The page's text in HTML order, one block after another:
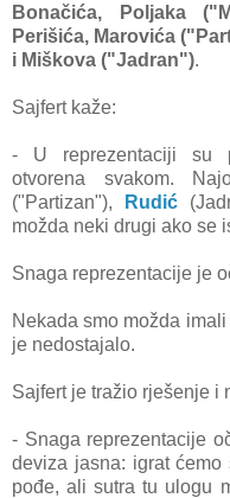
Bonačića, Poljaka
Perišića, Marovića
i Miškova ("Jadran").
Sajfert kaže:
- U reprezentaciji su
otvorena svakom.
("Partizan"),
Rudić
možda neki drugi ako se
Snaga reprezentacije je
Nekada smo možda
je nedostajalo.
Sajfert je tražio rješenje i
- Snaga reprezentacije
deviza jasna: igrat
pođe, ali sutra tu ulogu